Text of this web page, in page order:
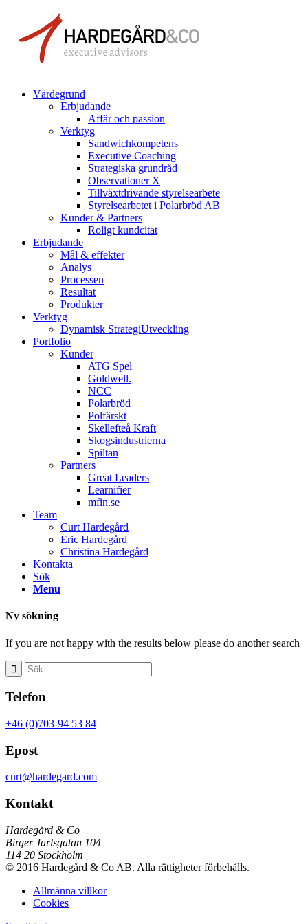
Värdegrund
Erbjudande
Affär och passion
Verktyg
Sandwichkompetens
Executive Coaching
Strategiska grundråd
Observationer X
Tillväxtdrivande styrelsearbete
Styrelsearbetet i Polarbröd AB
Kunder & Partners
Roligt kundcitat
Erbjudande
Mål & effekter
Analys
Processen
Resultat
Produkter
Verktyg
Dynamisk StrategiUtveckling
Portfolio
Kunder
ATG Spel
Goldwell.
NCC
Polarbröd
Polfärskt
Skellefteå Kraft
Skogsindustrierna
Spiltan
Partners
Great Leaders
Learnifier
mfin.se
Team
Curt Hardegård
Eric Hardegård
Christina Hardegård
Kontakta
Sök
Menu
Ny sökning
If you are not happy with the results below please do another search
Telefon
+46 (0)703-94 53 84
Epost
curt@hardegard.com
Kontakt
Hardegård & Co
Birger Jarlsgatan 104
114 20 Stockholm
© 2016 Hardegård & Co AB. Alla rättigheter förbehålls.
Allmänna villkor
Cookies